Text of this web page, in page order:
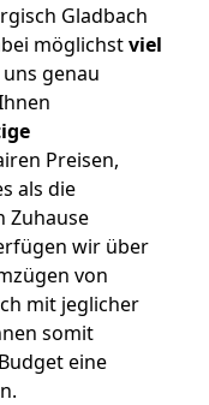
Gladbach
möglichstviel
genau
Preisen,
als die
Zuhause
wir über
von
mit jeglicher
somit
eine